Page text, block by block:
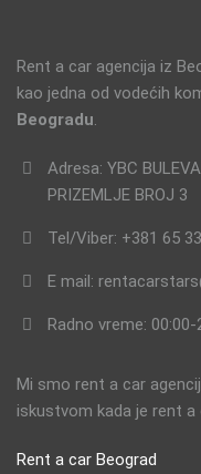
Rent a car agencija iz
kao jedna od vodećih
Beogradu.
Adresa: YBC
PRIZEMLJE BROJ 3
Tel/Viber: +381 65
E mail:
Radno vreme: 00:00-
Mi smo rent a car
iskustvom kada je rent a
Rent a car Beograd